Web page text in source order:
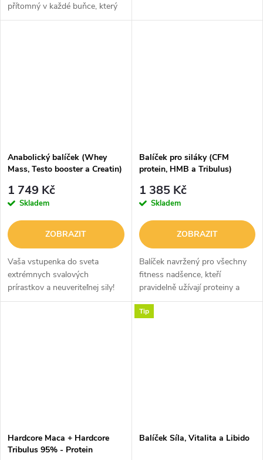
přítomný v každé buňce, který
hraje zásadní roli při tvorbě
Anabolický balíček (Whey
Mass, Testo booster a Creatin)
1 749 Kč
Skladem
ZOBRAZIT
Vaša vstupenka do sveta
extrémnych svalových
prírastkov a neuveriteľnej sily!
Balíček pro siláky (CFM
protein, HMB a Tribulus)
1 385 Kč
Skladem
ZOBRAZIT
Balíček navržený pro všechny
fitness nadšence, kteří
pravidelně užívají proteiny a
testosteronové boostery.
Bezkonkurenční cena.
Hardcore Maca + Hardcore
Tribulus 95% - Protein
Tip
Balíček Síla, Vitalita a Libido